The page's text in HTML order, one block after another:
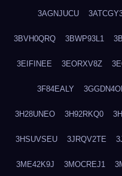
3AGNJUCU
3BVH0QRQ 3BWP93L1
3EIFINEE 3EORXV8Z
3F84EALY
3H28UNEO 3H92RKQ0
3HSUVSEU 3JRQV2TE
3ME42K9J 3MOCREJ1